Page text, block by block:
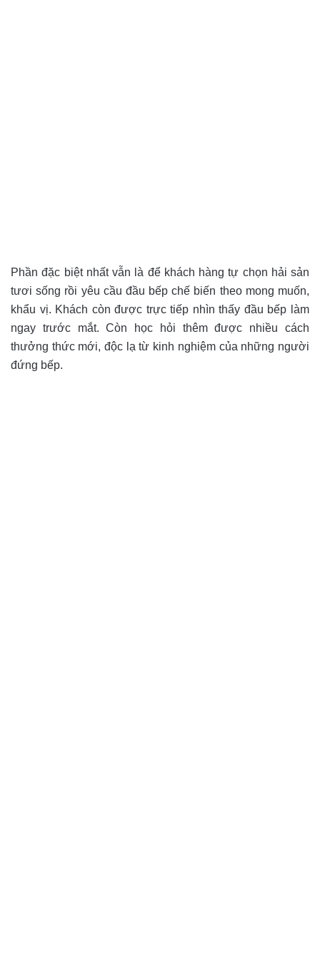
Phần đặc biệt nhất vẫn là để khách hàng tự chọn hải sản
tươi sống rồi yêu cầu đầu bếp chế biến theo mong muốn,
khẩu vị. Khách còn được trực tiếp nhìn thấy đầu bếp làm
ngay trước mắt. Còn học hỏi thêm được nhiều cách
thưởng thức mới, độc lạ từ kinh nghiệm của những người
đứng bếp.